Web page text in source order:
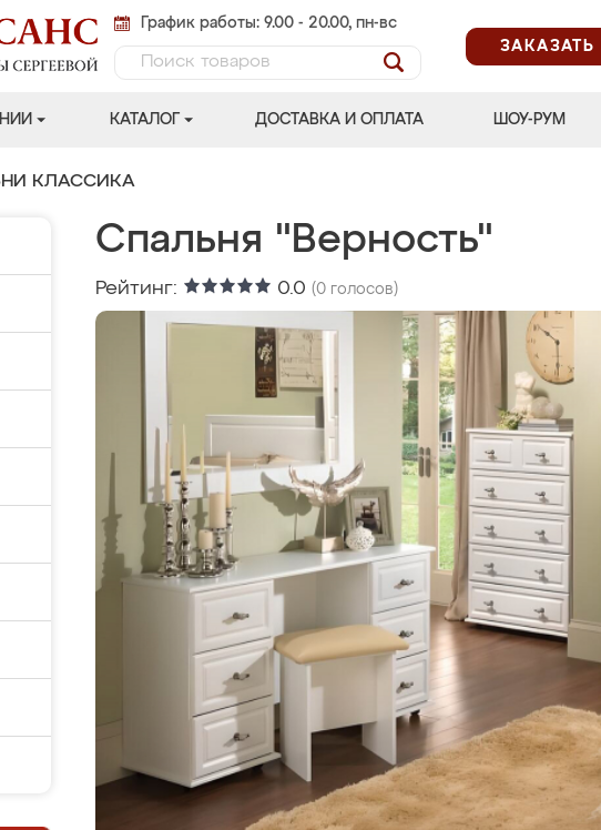
График работы: 9.00 - 20.00, пн-вс
ЗАКАЗАТЬ
КАТАЛОГ ДОСТАВКА И ОПЛАТА ШОУ-РУМ
КЛАССИКА
Спальня "Верность"
Рейтинг: 0.0 (0 голосов)